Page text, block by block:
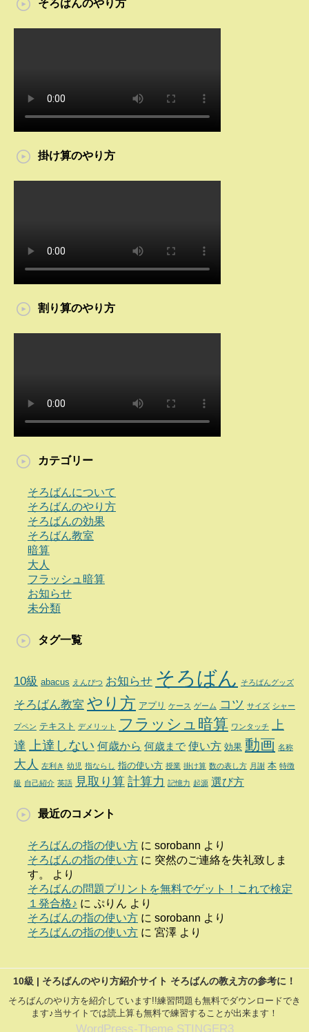
そろばんのやり方
掛け算のやり方
割り算のやり方
カテゴリー
そろばんについて
そろばんのやり方
そろばんの効果
そろばん教室
暗算
大人
フラッシュ暗算
お知らせ
未分類
タグ一覧
10級 abacus えんぴつ お知らせ そろばん そろばんグッズ
そろばん教室 やり方 アプリ ケース ゲーム コツ サイズ シャー
プペン テキスト デメリット フラッシュ暗算 ワンタッチ
上
達
上達しない 何歳から 何歳まで 使い方 効果 動画 名称
大人 左利き 幼児 指ならし 指の使い方 授業 掛け算 数の表し方 月謝 本 特徴
級 自己紹介 英語 見取り算計算力 記憶力 起源 選び方
最近のコメント
そろばんの指の使い方 に sorobann より
そろばんの指の使い方 に 突然のご連絡を失礼致しま
す。
より
そろばんの問題プリントを無料でゲット！これで検定
１発合格♪ に ぷりん より
そろばんの指の使い方 に sorobann より
そろばんの指の使い方 に 宮澤 より
10級 | そろばんのやり方紹介サイト そろばんの教え方の参考に！
そろばんのやり方を紹介しています!!練習問題も無料でダウンロードでき
ます♪当サイトでは読上算も無料で練習することが出来ます！
WordPress-Theme STINGER3